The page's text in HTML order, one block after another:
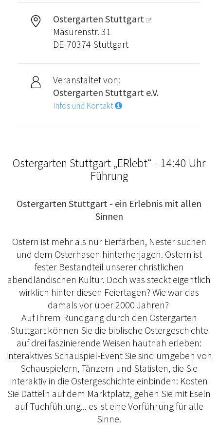
Ostergarten Stuttgart
Masurenstr. 31
DE-70374 Stuttgart
Veranstaltet von:
Ostergarten Stuttgart e.V.
Infos und Kontakt
Ostergarten Stuttgart „ERlebt“ - 14:40 Uhr
Führung
Ostergarten Stuttgart - ein Erlebnis mit allen
Sinnen
Ostern ist mehr als nur Eierfärben, Nester suchen
und dem Osterhasen hinterherjagen. Ostern ist
fester Bestandteil unserer christlichen
abendländischen Kultur. Doch was steckt eigentlich
wirklich hinter diesen Feiertagen? Wie war das
damals vor über 2000 Jahren?
Auf Ihrem Rundgang durch den Ostergarten
Stuttgart können Sie die biblische Ostergeschichte
auf drei faszinierende Weisen hautnah erleben:
Interaktives Schauspiel-Event Sie sind umgeben von
Schauspielern, Tänzern und Statisten, die Sie
interaktiv in die Ostergeschichte einbinden: Kosten
Sie Datteln auf dem Marktplatz, gehen Sie mit Eseln
auf Tuchfühlung... es ist eine Vorführung für alle
Sinne.